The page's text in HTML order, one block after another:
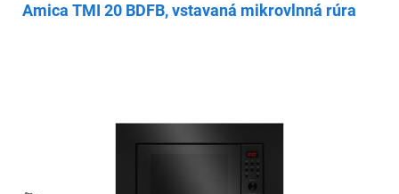
Amica TMI 20 BDFB, vstavaná mikrovlnná rúra